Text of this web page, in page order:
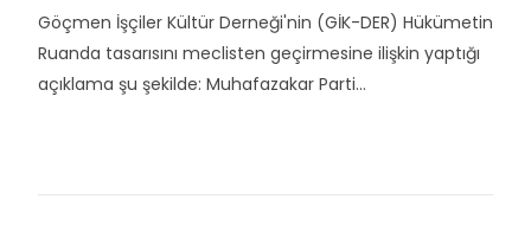
Göçmen İşçiler Kültür Derneği'nin (GİK-DER) Hükümetin
Ruanda tasarısını meclisten geçirmesine ilişkin yaptığı
açıklama şu şekilde: Muhafazakar Parti...